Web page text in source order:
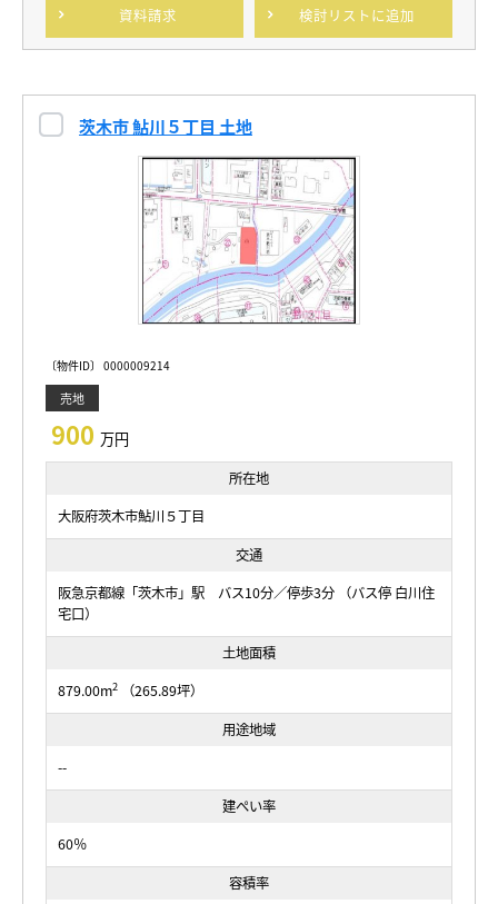
資料請求 検討リストに追加
茨木市 鮎川５丁目 土地
〔物件ID〕 0000009214
売地
900 万円
所在地
大阪府茨木市鮎川５丁目
交通
阪急京都線「茨木市」駅 バス10分／停歩3分 （バス停 白川住
宅口）
土地面積
879.00m2
（265.89坪）
用途地域
--
建ぺい率
60％
容積率